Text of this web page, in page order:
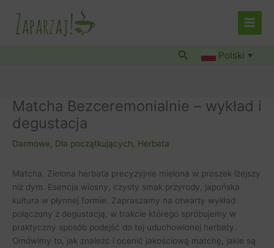
treści
Szukaj Polski ▼
Matcha Bezceremonialnie – wykład i
degustacja
Darmowe, Dla początkujących, Herbata
Matcha. Zielona herbata precyzyjnie mielona w proszek lżejszy
niż dym. Esencja wiosny, czysty smak przyrody, japońska
kultura w płynnej formie. Zapraszamy na otwarty wykład
połączony z degustacją, w trakcie którego spróbujemy w
praktyczny sposób podejść do tej uduchowionej herbaty.
Omówimy to, jak znaleźć i ocenić jakościową matchę, jakie są